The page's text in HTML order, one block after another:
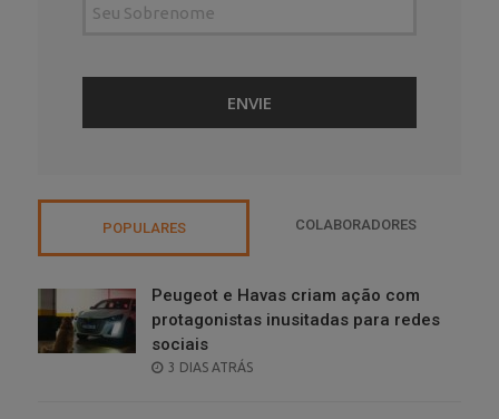
POPULARES COLABORADORES
Peugeot e Havas criam ação com
protagonistas inusitadas para redes
sociais
POSTED
3 DIAS ATRÁS